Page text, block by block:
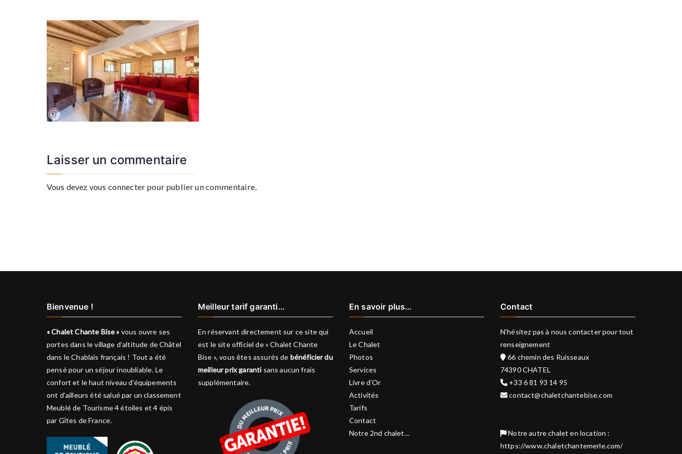
Laisser un commentaire
Vous devez vous connecter pour publier un commentaire.
Bienvenue !
« Chalet Chante Bise » vous ouvre ses
portes dans le village d’altitude de Châtel
dans le Chablais français ! Tout a été
pensé pour un séjour inoubliable. Le
confort et le haut niveau d’équipements
ont d’ailleurs été salué par un classement
Meublé de Tourisme 4 étoiles et 4 épis
par Gîtes de France.
Meilleur tarif garanti…
En réservant directement sur ce site qui
est le site officiel de « Chalet Chante
Bise », vous êtes assurés de bénéficier du
meilleur prix garantisans aucun frais
supplémentaire.
En savoir plus…
Accueil
Le Chalet
Photos
Services
Livre d’Or
Activités
Tarifs
Contact
Notre 2nd chalet…
Contact
N'hésitez pas à nous contacter pour tout
renseignement
66 chemin des Ruisseaux
74390 CHATEL
+33 6 81 93 14 95
contact@chaletchantebise.com
Notre autre chalet en location :
https://www.chaletchantemerle.com/